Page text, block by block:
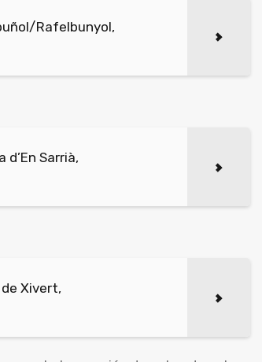
Rafelbunyol,
Sarrià,
Xivert,